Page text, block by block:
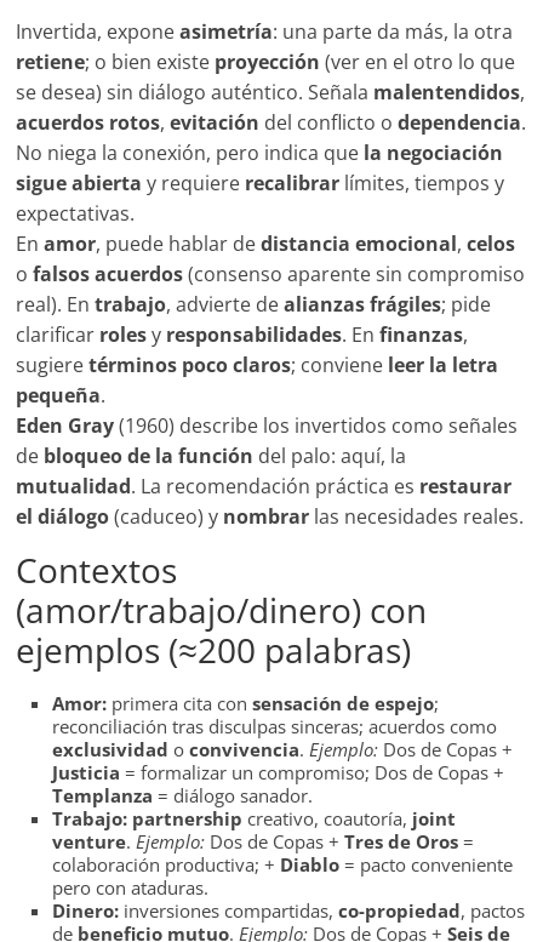
Invertida, exponeasimetría: una parte da más, la otra
retiene; o bien existe proyección (ver en el otro lo que
se desea) sin diálogo auténtico. Señala malentendidos,
acuerdos rotos,evitación del conflicto odependencia.
No niega la conexión, pero indica que la negociación
sigue abierta y requiere recalibrar límites, tiempos y
expectativas.
Enamor, puede hablar dedistancia emocional,celos
ofalsos acuerdos(consenso aparente sin compromiso
real). Entrabajo, advierte dealianzas frágiles; pide
clarificar rolesy responsabilidades. Enfinanzas,
sugieretérminos poco claros; conviene leer la letra
pequeña.
Eden Gray(1960) describe los invertidos como señales
de bloqueo de la función del palo: aquí, la
mutualidad. La recomendación práctica es restaurar
el diálogo(caduceo) y nombrar las necesidades reales.
Contextos
(amor/trabajo/dinero) con
ejemplos (≈200 palabras)
Amor: primera cita consensación de espejo;
reconciliación tras disculpas sinceras; acuerdos como
exclusividad oconvivencia.Ejemplo: Dos de Copas +
Justicia = formalizar un compromiso; Dos de Copas +
Templanza = diálogo sanador.
Trabajo: partnership creativo, coautoría, joint
venture.Ejemplo: Dos de Copas +Tres de Oros =
colaboración productiva; + Diablo = pacto conveniente
pero con ataduras.
Dinero: inversiones compartidas,co-propiedad, pactos
de beneficio mutuo.Ejemplo: Dos de Copas +Seis de